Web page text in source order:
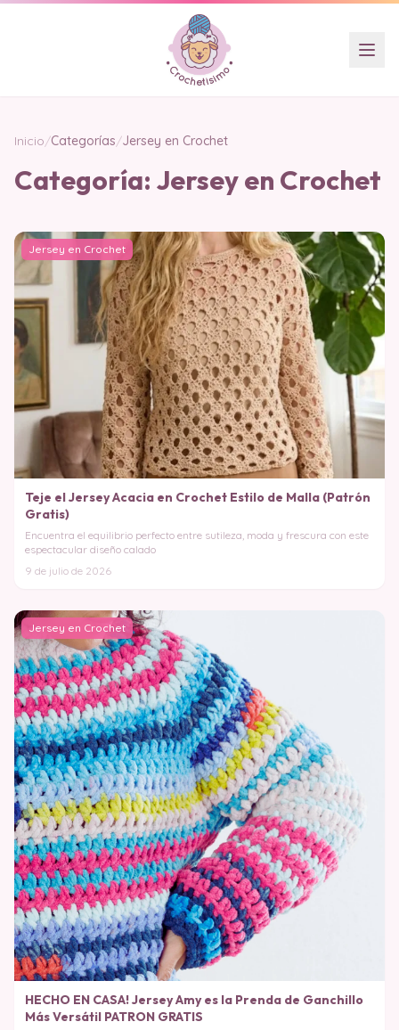
Inicio/Categorías/Jersey en Crochet
Categoría: Jersey en Crochet
Jersey en Crochet
Teje el Jersey Acacia en Crochet Estilo de Malla (Patrón
Gratis)
Encuentra el equilibrio perfecto entre sutileza, moda y frescura con este
espectacular diseño calado
9 de julio de 2026
Jersey en Crochet
HECHO EN CASA! Jersey Amy es la Prenda de Ganchillo
Más Versátil PATRON GRATIS